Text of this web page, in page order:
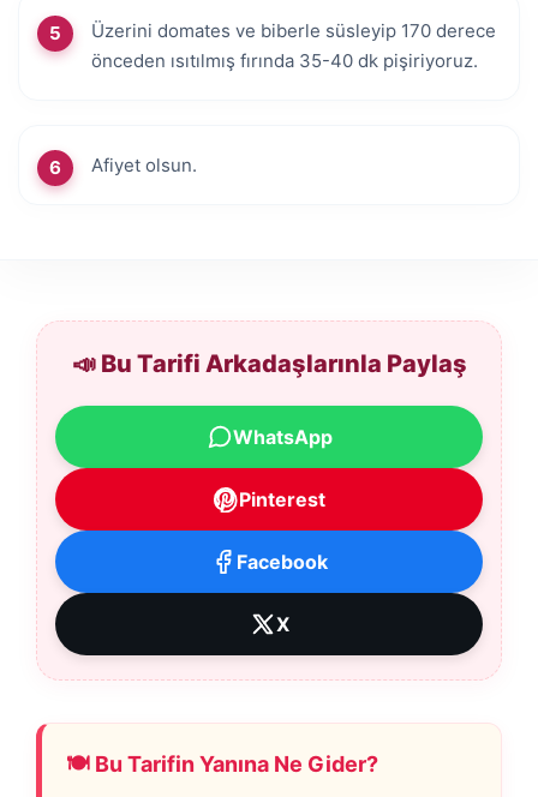
Üzerini domates ve biberle süsleyip 170 derece
önceden ısıtılmış fırında 35-40 dk pişiriyoruz.
Afiyet olsun.
📣 Bu Tarifi Arkadaşlarınla Paylaş
WhatsApp
Pinterest
Facebook
X
🍽️ Bu Tarifin Yanına Ne Gider?